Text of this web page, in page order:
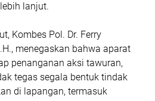
lanjut.
Kombes Pol. Dr. Ferry
menegaskan bahwa aparat
penanganan aksi tawuran,
tegas segala bentuk tindak
di lapangan, termasuk